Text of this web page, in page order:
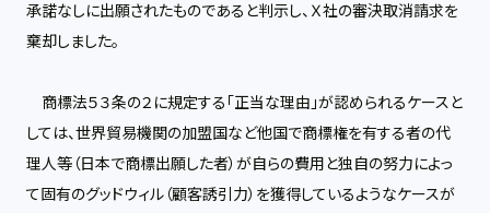
承諾なしに出願されたものであると判示し、Ｘ社の審決取消請求を
棄却しました。
商標法５３条の２に規定する「正当な理由」が認められるケースと
しては、世界貿易機関の加盟国など他国で商標権を有する者の代
理人等（日本で商標出願した者）が自らの費用と独自の努力によっ
て固有のグッドウィル（顧客誘引力）を獲得しているようなケースが